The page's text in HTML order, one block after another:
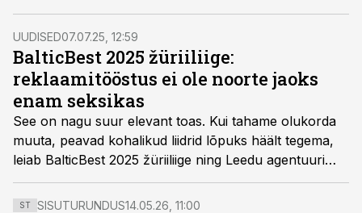
oste, näitab Adyeni kaubandusuuring.
UUDISED07.07.25, 12:59
BalticBest 2025 žüriiliige:
reklaamitööstus ei ole noorte jaoks
enam seksikas
See on nagu suur elevant toas. Kui tahame olukorda
muuta, peavad kohalikud liidrid lõpuks häält tegema,
leiab BalticBest 2025 žüriiliige ning Leedu agentuuri
autoriai asutaja ja loovjuht Giedrė Ona Šileikytė.
ST SISUTURUNDUS14.05.26, 11:00